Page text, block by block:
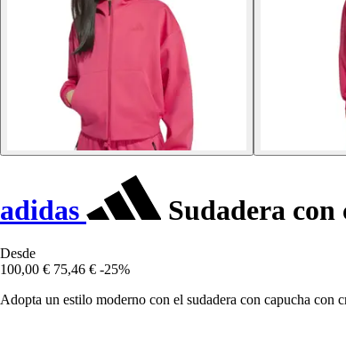
adidas Sudadera
Desde
100,00 € 75,46 € -25%
Adopta un estilo moderno con el sudadera con capucha